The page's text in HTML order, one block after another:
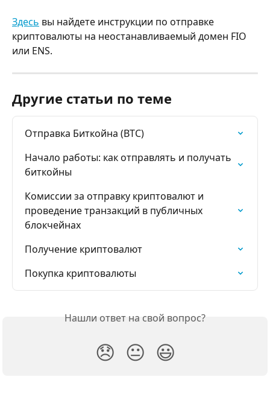
Здесь вы найдете инструкции по отправке
криптовалюты на неостанавливаемый домен FIO
или ENS.
Другие статьи по теме
Отправка Биткойна (BTC)
Начало работы: как отправлять и получать
биткойны
Комиссии за отправку криптовалют и
проведение транзакций в публичных
блокчейнах
Получение криптовалют
Покупка криптовалюты
Нашли ответ на свой вопрос?
😞 😐 😃